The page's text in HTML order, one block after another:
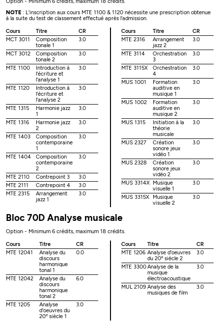
Option - Minimum 6 crédits, maximum 18 crédits.
NOTE : L'inscription aux cours MTE 1100 & 1120 nécessite une prescription obtenue
à la suite du test de classement effectué après l'admission.
Cours
Titre
CR
MCT 3011
Composition
tonale 1
3.0
MCT 3012
Composition
tonale 2
3.0
MTE 1100
Introduction à
l'écriture et
l'analyse 1
3.0
MTE 1120
Introduction à
l'écriture et
l'analyse 2
3.0
MTE 1315
Harmonie jazz
1
3.0
MTE 1316
Harmonie jazz
2
3.0
MTE 1403
Composition
contemporaine
1
3.0
MTE 1404
Composition
contemporaine
2
3.0
MTE 2110 Contrepoint 3
3.0
MTE 2111
Contrepoint 4
3.0
MTE 2315
Arrangement
jazz 1
3.0
Cours Titre
CR
MTE 2316
Arrangement
jazz 2
3.0
MTE 3114
Orchestration
3
3.0
MTE 3115X
Orchestration
4
3.0
MUS 1001
Formation
auditive en
musique 1
3.0
MUS 1002
Formation
auditive en
musique 2
3.0
MUS 1315
Initiation à la
théorie
musicale
3.0
MUS 2327
Création
sonore jeux
vidéo 1
3.0
MUS 2328
Création
sonore jeux
vidéo 2
3.0
MUS 3314X Musique
visuelle 1
3.0
MUS 3315X
Musique
visuelle 2
3.0
Bloc 70D Analyse musicale
Option - Minimum 6 crédits, maximum 18 crédits.
Cours
Titre
CR
MTE 12041
Analyse du
discours
harmonique
tonal 1
0.0
MTE 12042
Analyse du
discours
harmonique
tonal 2
6.0
MTE 1205
Analyse
d'oeuvres du
20e siècle 1
3.0
Cours Titre
CR
MTE 1206 Analyse d'oeuvres
du 20esiècle 2
3.0
MTE 3300Analyse de la
musique
électroacoustique
3.0
MUL 2109 Analyse des
musiques de film
3.0